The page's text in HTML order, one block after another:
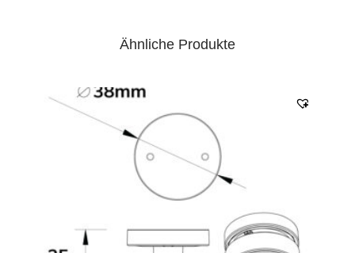
Ähnliche Produkte